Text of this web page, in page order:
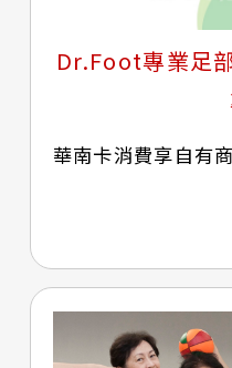
Dr.Foot專業足
華南卡消費享自有